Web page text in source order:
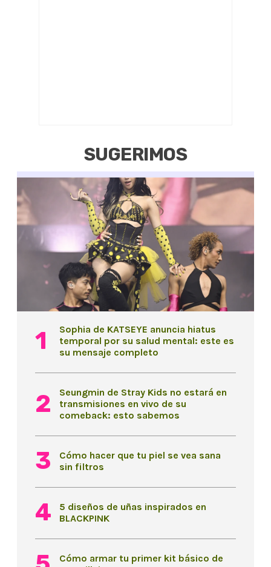
SUGERIMOS
Sophia de KATSEYE anuncia hiatus
temporal por su salud mental: este es
su mensaje completo
Seungmin de Stray Kids no estará en
transmisiones en vivo de su
comeback: esto sabemos
Cómo hacer que tu piel se vea sana
sin filtros
5 diseños de uñas inspirados en
BLACKPINK
Cómo armar tu primer kit básico de